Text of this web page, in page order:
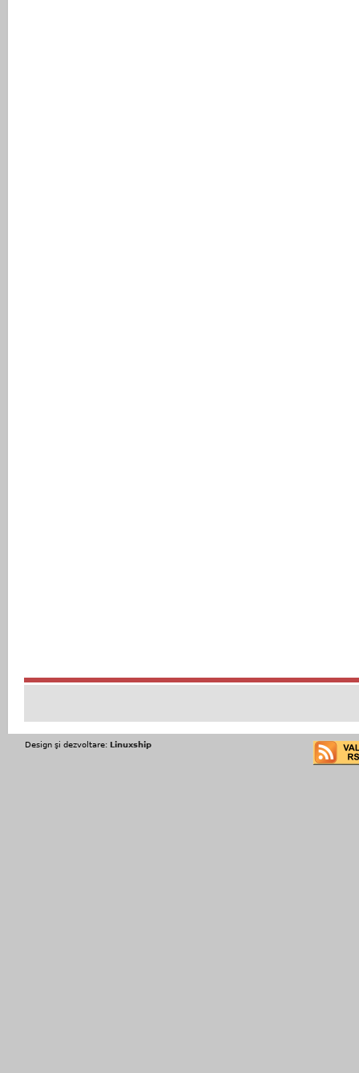
Design şi dezvoltare: Linuxship